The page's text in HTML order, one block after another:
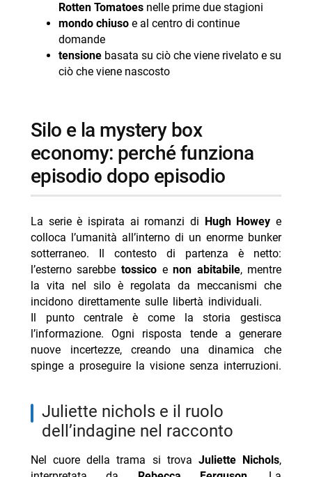
Rotten Tomatoesnelle prime due stagioni
mondo chiusoe al centro di continue
domande
tensionebasata su ciò che viene rivelato e su
ciò che viene nascosto
silo e la mystery box
economy: perché funziona
episodio dopo episodio
La serie è ispirata ai romanzi di Hugh Howey e
colloca l’umanità all’interno di un enorme bunker
sotterraneo. Il contesto di partenza è netto:
l’esterno sarebbe tossicoenon abitabile, mentre
la vita nel silo è regolata da meccanismi che
incidono direttamente sulle libertà individuali.
Il punto centrale è come la storia gestisca
l’informazione. Ogni risposta tende a generare
nuove incertezze, creando una dinamica che
spinge a proseguire la visione senza interruzioni.
juliette nichols e il ruolo
dell’indagine nel racconto
Nel cuore della trama si trova Juliette Nichols,